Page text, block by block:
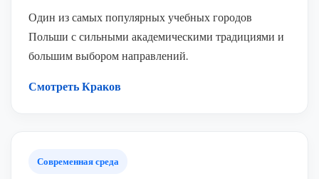
Один из самых популярных учебных городов
Польши с сильными академическими традициями и
большим выбором направлений.
Смотреть Краков
Современная среда